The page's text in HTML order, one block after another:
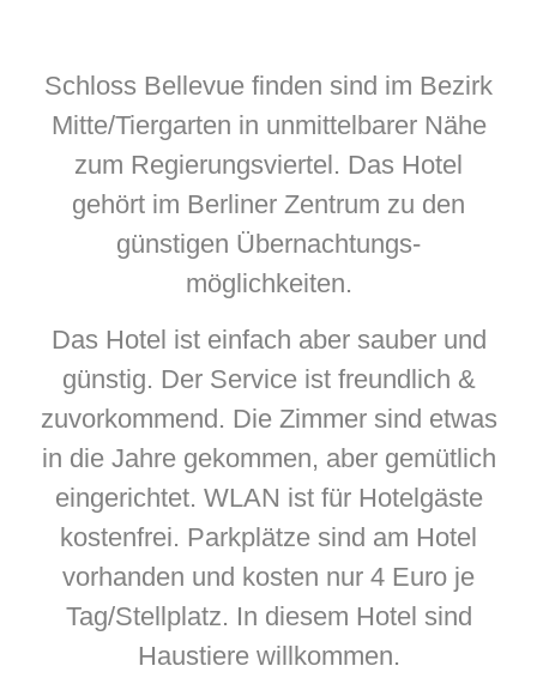
Schloss Bellevue finden sind im Bezirk
Mitte/Tiergarten in unmittelbarer Nähe
zum Regierungsviertel. Das Hotel
gehört im Berliner Zentrum zu den
günstigen Übernachtungs-
möglichkeiten.
Das Hotel ist einfach aber sauber und
günstig. Der Service ist freundlich &
zuvorkommend. Die Zimmer sind etwas
in die Jahre gekommen, aber gemütlich
eingerichtet. WLAN ist für Hotelgäste
kostenfrei. Parkplätze sind am Hotel
vorhanden und kosten nur 4 Euro je
Tag/Stellplatz. In diesem Hotel sind
Haustiere willkommen.